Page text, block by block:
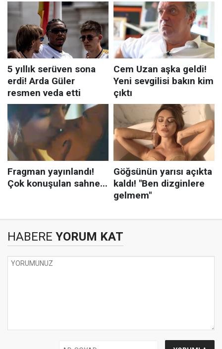
HABERE YORUM KAT